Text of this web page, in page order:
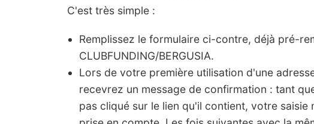
C'est très simple :
Remplissez le formulaire ci-contre, déjà pré-
CLUBFUNDING/BERGUSIA.
Lors de votre première utilisation d'une
recevrez un message de confirmation : tant
pas cliqué sur le lien qu'il contient, votre saisie